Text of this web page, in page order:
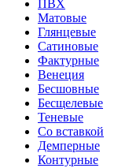
ПВХ
Матовые
Глянцевые
Сатиновые
Фактурные
Венеция
Бесшовные
Бесщелевые
Теневые
Со вставкой
Демперные
Контурные